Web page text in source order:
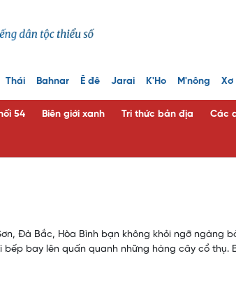
Thái Bahnar Ê đê Jarai K'Ho M'nông Xơ
54 Biên giới xanh Tri thức bản địa Các
Đà Bắc, Hòa Bình bạn không khỏi ngỡ ngàng
bếp bay lên quấn quanh những hàng cây cổ thụ.